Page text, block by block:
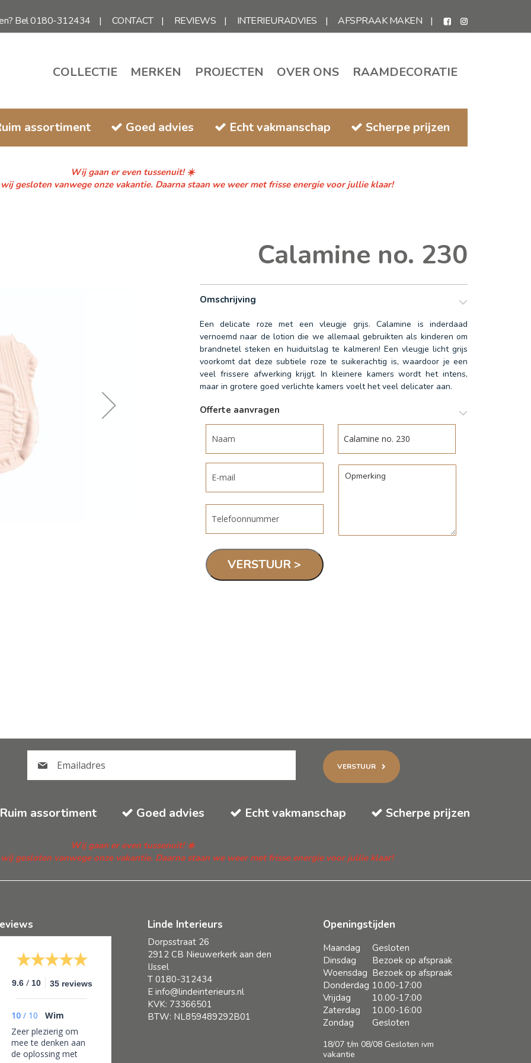
Bel 0180-312434 CONTACT REVIEWS INTERIEURADVIES AFSPRAAK MAKEN
COLLECTIE MERKEN PROJECTEN OVER ONS RAAMDECORATIE
assortiment Goed advies Echt vakmanschap Scherpe prijzen
Wij gaan er even tussenuit! ☀️
gesloten vanwege onze vakantie. Daarna staan we weer met frisse energie voor jullie klaar!
Calamine no. 230
Omschrijving
Een delicate roze met een vleugje grijs. Calamine is inderdaad
vernoemd naar de lotion die we allemaal gebruikten als kinderen om
brandnetel steken en huiduitslag te kalmeren! Een vleugje licht grijs
voorkomt dat deze subtiele roze te suikerachtig is, waardoor je een
veel frissere afwerking krijgt. In kleinere kamers wordt het intens,
maar in grotere goed verlichte kamers voelt het veel delicater aan.
Offerte aanvragen
VERSTUUR
Ruim assortiment Goed advies Echt vakmanschap Scherpe prijzen
Wij gaan er even tussenuit! ☀️
gesloten vanwege onze vakantie. Daarna staan we weer met frisse energie voor jullie klaar!
9.6 / 10 35 reviews
10 / 10
Wim
Zeer plezierig om
mee te denken aan
de oplossing met
Linde Interieurs
Dorpsstraat 26
2912 CB Nieuwerkerk aan den
IJssel
T 0180-312434
E info@lindeinterieurs.nl
KVK: 73366501
BTW: NL859489292B01
Openingstijden
Maandag
Gesloten
Dinsdag
Bezoek op afspraak
Woensdag Bezoek op afspraak
Donderdag 10.00-17:00
Vrijdag
10.00-17:00
Zaterdag
10.00-16:00
Zondag
Gesloten
18/07 t/m 08/08 Gesloten ivm
vakantie